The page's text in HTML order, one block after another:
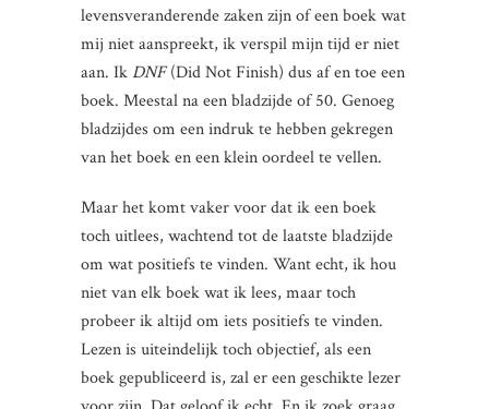
levensveranderende zaken zijn of een boek wat
mij niet aanspreekt, ik verspil mijn tijd er niet
aan. IkDNF(Did Not Finish) dus af en toe een
boek. Meestal na een bladzijde of 50. Genoeg
bladzijdes om een indruk te hebben gekregen
van het boek en een klein oordeel te vellen.
Maar het komt vaker voor dat ik een boek
toch uitlees, wachtend tot de laatste bladzijde
om wat positiefs te vinden. Want echt, ik hou
niet van elk boek wat ik lees, maar toch
probeer ik altijd om iets positiefs te vinden.
Lezen is uiteindelijk toch objectief, als een
boek gepubliceerd is, zal er een geschikte lezer